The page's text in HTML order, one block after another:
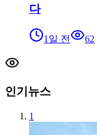
다
1일 전 62
인기뉴스
1